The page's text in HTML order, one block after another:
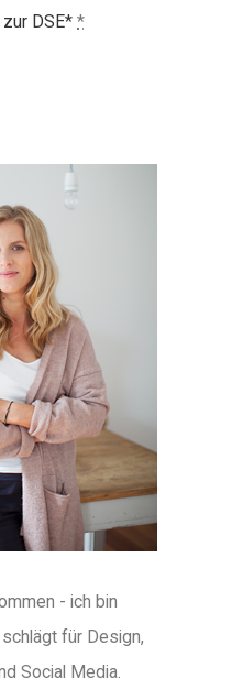
zur DSE* *
- ich bin
für Design,
Social Media.